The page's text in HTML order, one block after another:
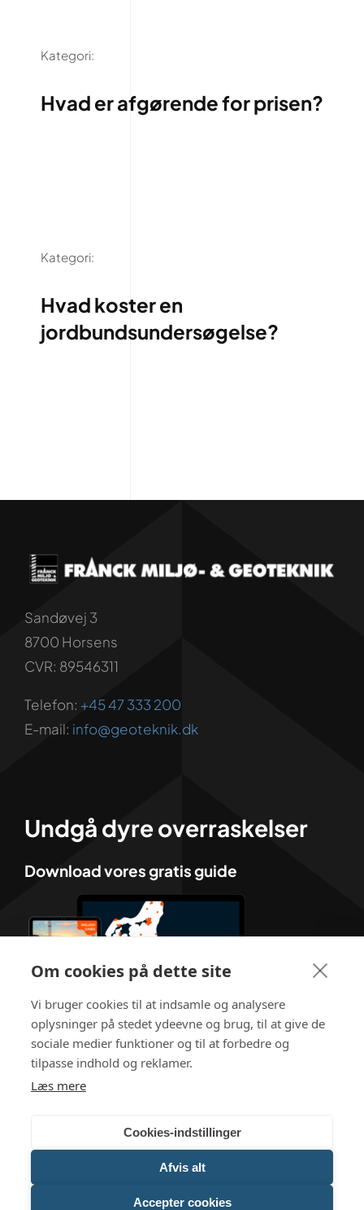
Kategori:
Hvad er afgørende for prisen?
Kategori:
Hvad koster en
jordbundsundersøgelse?
Sandøvej 3
8700 Horsens
CVR: 89546311
Telefon: +45 47 333 200
E-mail: info@geoteknik.dk
Undgå dyre overraskelser
Download vores gratis guide
ISO 9001 Certificeret
Om cookies på dette site
Vi bruger cookies til at indsamle og analysere
oplysninger på stedet ydeevne og brug, til at give de
sociale medier funktioner og til at forbedre og
tilpasse indhold og reklamer.
Læs mere
Cookies-indstillinger
Afvis alt
Accepter cookies